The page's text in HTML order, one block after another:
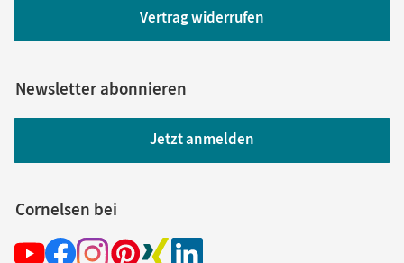
Vertrag widerrufen
Newsletter abonnieren
Jetzt anmelden
Cornelsen bei